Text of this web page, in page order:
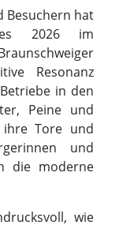
ihre Tore und
und
die moderne
wie
haben die
transparent
direkt ins
Landvolk